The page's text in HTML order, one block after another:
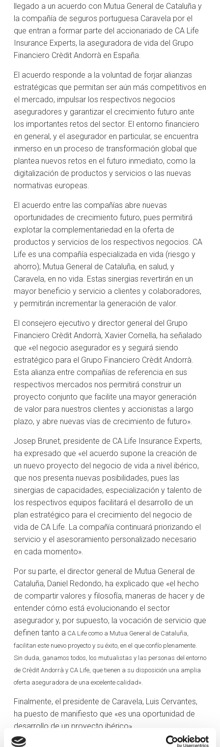
llegado a un acuerdo con Mutua General de Cataluña y
la compañía de seguros portuguesa Caravela por el
que entran a formar parte del accionariado de CA Life
Insurance Experts, la aseguradora de vida del Grupo
Financiero Crèdit Andorrà en España.
El acuerdo responde a la voluntad de forjar alianzas
estratégicas que permitan ser aún más competitivos en
el mercado, impulsar los respectivos negocios
aseguradores y garantizar el crecimiento futuro ante
los importantes retos del sector. El entorno financiero
en general, y el asegurador en particular, se encuentra
inmerso en un proceso de transformación global que
plantea nuevos retos en el futuro inmediato, como la
digitalización de productos y servicios o las nuevas
normativas europeas.
El acuerdo entre las compañías abre nuevas
oportunidades de crecimiento futuro, pues permitirá
explotar la complementariedad en la oferta de
productos y servicios de los respectivos negocios. CA
Life es una compañía especializada en vida (riesgo y
ahorro); Mutua General de Cataluña, en salud, y
Caravela, en no vida. Estas sinergias revertirán en un
mayor beneficio y servicio a clientes y colaboradores,
y permitirán incrementar la generación de valor.
El consejero ejecutivo y director general del Grupo
Financiero Crèdit Andorrà, Xavier Cornella, ha señalado
que «el negocio asegurador es y seguirá siendo
estratégico para el Grupo Financiero Crèdit Andorrà.
Esta alianza entre compañías de referencia en sus
respectivos mercados nos permitirá construir un
proyecto conjunto que facilite una mayor generación
de valor para nuestros clientes y accionistas a largo
plazo, y abre nuevas vías de crecimiento de futuro».
Josep Brunet, presidente de CA Life Insurance Experts,
ha expresado que «el acuerdo supone la creación de
un nuevo proyecto del negocio de vida a nivel ibérico,
que nos presenta nuevas posibilidades, pues las
sinergias de capacidades, especialización y talento de
los respectivos equipos facilitará el desarrollo de un
plan estratégico para el crecimiento del negocio de
vida de CA Life. La compañía continuará priorizando el
servicio y el asesoramiento personalizado necesario
en cada momento».
Por su parte, el director general de Mutua General de
Cataluña, Daniel Redondo, ha explicado que «el hecho
de compartir valores y filosofía, maneras de hacer y de
entender cómo está evolucionando el sector
asegurador y, por supuesto, la vocación de servicio que
definen tanto a CA Life como a Mutua General de Cataluña,
facilitan este nuevo proyecto y su éxito, en el que confío plenamente.
Sin duda, ganamos todos, los mutualistas y las personas del entorno
de Crèdit Andorrà y CA Life, que tienen a su disposición una amplia
oferta aseguradora de una excelente calidad».
Finalmente, el presidente de Caravela, Luis Cervantes,
ha puesto de manifiesto que «es una oportunidad de
desarrollo de un proyecto ibérico».